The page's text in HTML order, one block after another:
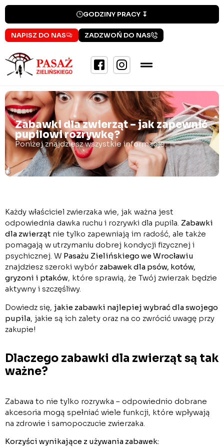
GODZINY PRACY ↧
NAPISZ DO NAS ZADZWOŃ DO NAS
Zabawki dla zwierząt – jak zapewnić
pupilowi rozrywkę?
Poniżej znajdziesz wszystkie informacje.
Każdy właściciel zwierzaka wie, jak ważna jest
odpowiednia dawka ruchu i rozrywki dla pupila. Zabawki
dla zwierząt nie tylko zapewniają im radość, ale także
pomagają w utrzymaniu dobrej kondycji fizycznej i
psychicznej. W Pasażu Zielińskiego we Wrocławiu
znajdziesz szeroki wybór zabawek dla psów, kotów,
gryzoni i ptaków, które sprawią, że Twój zwierzak będzie
aktywny i szczęśliwy.
Dowiedz się, jakie zabawki najlepiej wybrać dla swojego
pupila, jakie są ich zalety oraz na co zwrócić uwagę przy
zakupie!
Dlaczego zabawki dla zwierząt są tak
ważne?
Zabawa to nie tylko rozrywka – odpowiednio dobrane
akcesoria mogą spełniać wiele funkcji, które wpływają
na zdrowie i samopoczucie zwierzaka.
Korzyści wynikające z używania zabawek: